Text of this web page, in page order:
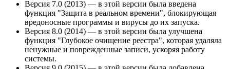
Версия 7.0 (2013) — в этой версии была введена
функция "Защита в реальном времени", блокирующая
вредоносные программы и вирусы до их запуска.
Версия 8.0 (2014) — в этой версии была улучшена
функция "Глубокое очищение реестра", которая удаляла
ненужные и поврежденные записи, ускоряя работу
системы.